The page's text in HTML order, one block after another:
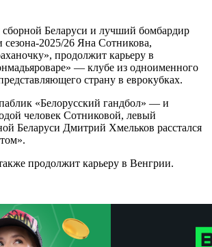
сборной Беларуси и лучший бомбардир
сезона-2025/26 Яна Сотникова,
продолжит карьеру в
— клубе из одноименного
страну в еврокубках.
«Белорусский гандбол» — и
человек Сотниковой, левый
Беларуси Дмитрий Хмельков расстался
продолжит карьеру в Венгрии.